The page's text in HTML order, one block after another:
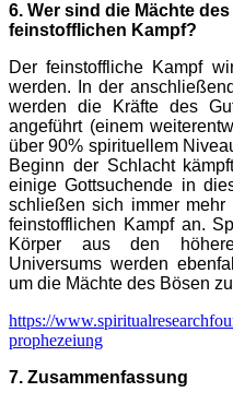
6. Wer sind die Mächte
feinstofflichen Kampf?
Der feinstoffliche Kampf
werden. In der
werden die Kräfte des
angeführt (einem
über 90% spirituellem
Beginn der Schlacht
einige Gottsuchende in
schließen sich immer
feinstofflichen Kampf an.
Körper aus den
Universums werden
um die Mächte des Bösen
https://
prophezeiung
7. Zusammenfassung